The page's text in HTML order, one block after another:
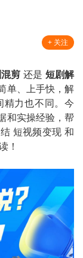
+ 关注
剪 还是 短剧解
单、上手快，解
精力也不同。今
和实操经验，帮
短视频变现 和
！